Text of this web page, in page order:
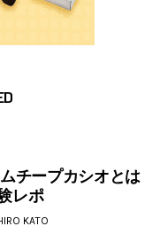
チープカシオとは
レポ
KATO